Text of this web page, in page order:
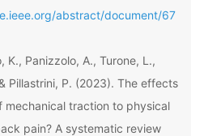
abstract/document/67
K., Panizzolo, A., Turone, L.,
Pillastrini, P. (2023). The effects
mechanical traction to physical
pain? A systematic review